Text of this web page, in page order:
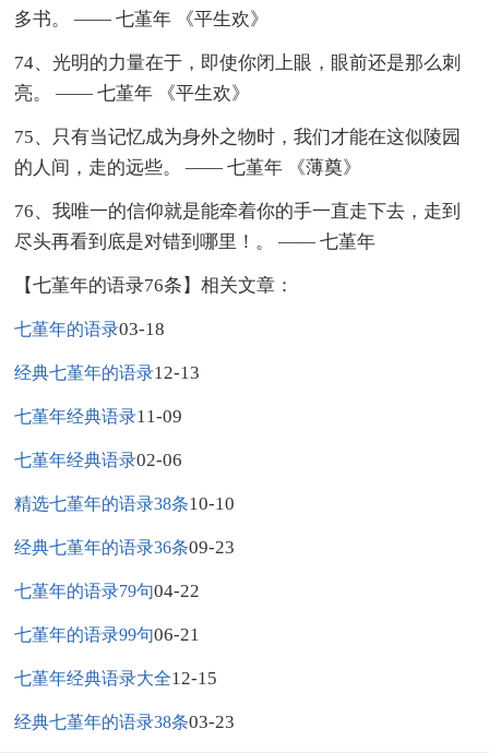
多书。 —— 七堇年 《平生欢》
74、光明的力量在于，即使你闭上眼，眼前还是那么刺
亮。 —— 七堇年 《平生欢》
75、只有当记忆成为身外之物时，我们才能在这似陵园
的人间，走的远些。 —— 七堇年 《薄奠》
76、我唯一的信仰就是能牵着你的手一直走下去，走到
尽头再看到底是对错到哪里！。 —— 七堇年
【七堇年的语录76条】相关文章：
七堇年的语录03-18
经典七堇年的语录12-13
七堇年经典语录11-09
七堇年经典语录02-06
精选七堇年的语录38条10-10
经典七堇年的语录36条09-23
七堇年的语录79句04-22
七堇年的语录99句06-21
七堇年经典语录大全12-15
经典七堇年的语录38条03-23